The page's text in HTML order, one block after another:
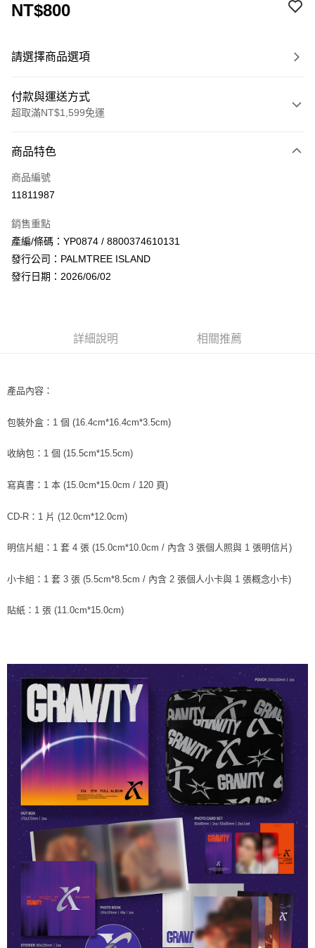
NT$800
請選擇商品選項
付款與運送方式
超取滿NT$1,599免運
信用卡一次付款
超商取貨付款
Apple Pay
街口支付
１．簡單：不需註冊會員、不需綁卡、不需儲值。
１．於結帳方式選擇「AFTEE先享後付」後，將跳轉至「AFTEE先享後付」
３．收到繳費通知簡訊後14天內，點擊此簡訊中的連結，可透過四大超商／
※ 請注意：結帳手續完成當下不需立刻繳費，但若您需要取消訂單，請聯絡
※ 交易是否成功請以「AFTEE先享後付 」之結帳頁面顯示為準，若有關於
客戶支援中心」https://netprotections.freshdesk.com/support/home
１．透過由恩沛科技股份有限公司提供之「AFTEE先享後付」服務完成之交
https://aftee.tw/terms/#terms3
３．未成年的使用者請事先徵得法定代理人或監護人之同意方可使用
「AFTEE先享後付」，若未經同意申辦者引起之損失，本公司不負相關責
任。
４．使用「AFTEE先享後付」時，將依據個別帳號之用戶狀況，依本公司即
時審查核予不同之上限額度；若仍有額度不足之情形，本公司將視審查結果
請求用戶進行身份認證。
５．嚴禁一人註冊多個帳號或使用他人資訊註冊。若發現惡意使用之情形，
恩沛科技股份有限公司將有權停止該用戶之使用額度並採取法律行動。
運送方式
全家取貨付款
付款後全家取貨
每筆NT$60，滿NT$1,599(含以上)免運費
付款後7-11取貨
每筆NT$90
付款後門市自取
免運費
亞洲國家/地區配送 查看運費
北美國家/地區配送 查看運費
歐洲國家/地區配送 查看運費
商品特色
商品編號
11811987
銷售重點
產編/條碼：YP0874 / 8800374610131
發行公司：PALMTREE ISLAND
發行日期：2026/06/02
詳細說明 相關推薦
產品內容：
包裝外盒：1 個 (16.4cm*16.4cm*3.5cm)
收納包：1 個 (15.5cm*15.5cm)
寫真書：1 本 (15.0cm*15.0cm / 120 頁)
CD-R：1 片 (12.0cm*12.0cm)
明信片組：1 套 4 張 (15.0cm*10.0cm / 內含 3 張個人照與 1 張明信片)
小卡組：1 套 3 張 (5.5cm*8.5cm / 內含 2 張個人小卡與 1 張概念小卡)
貼紙：1 張 (11.0cm*15.0cm)